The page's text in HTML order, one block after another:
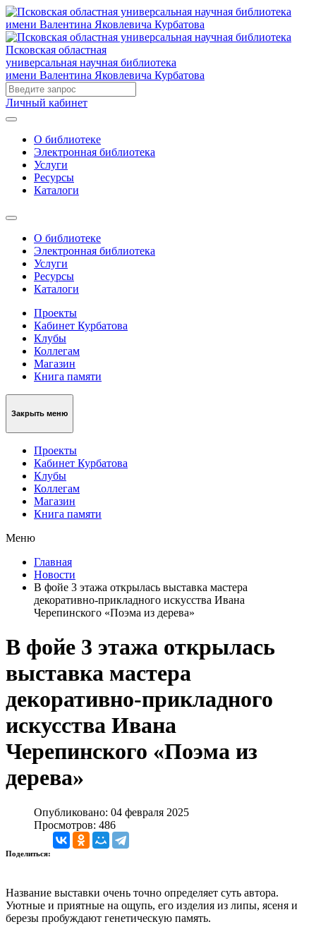
Псковская областная
универсальная научная библиотека
имени Валентина Яковлевича Курбатова
Личный кабинет
О библиотеке
Электронная библиотека
Услуги
Ресурсы
Каталоги
О библиотеке
Электронная библиотека
Услуги
Ресурсы
Каталоги
Проекты
Кабинет Курбатова
Клубы
Коллегам
Магазин
Книга памяти
Закрыть меню
Проекты
Кабинет Курбатова
Клубы
Коллегам
Магазин
Книга памяти
Меню
Главная
Новости
В фойе 3 этажа открылась выставка мастера
декоративно-прикладного искусства Ивана
Черепинского «Поэма из дерева»
В фойе 3 этажа открылась
выставка мастера
декоративно-прикладного
искусства Ивана
Черепинского «Поэма из
дерева»
Опубликовано: 04 февраля 2025
Просмотров: 486
Поделиться:
Название выставки очень точно определяет суть автора.
Уютные и приятные на ощупь, его изделия из липы, ясеня и
березы пробуждают генетическую память.